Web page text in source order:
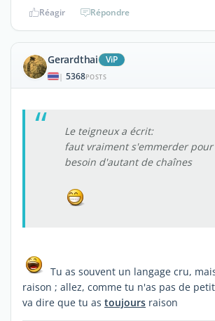
Réagir Répondre
Gerardthai ViP
| 5368POSTS
Le teigneux a écrit:
faut vraiment s'emmerder
besoin d'autant de chaînes
Tu as souvent un langage cru,
raison ; allez, comme tu n'as pas de
va dire que tu as toujours raison